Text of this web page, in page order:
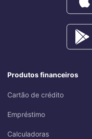
Produtos financeiros
Cartão de crédito
Empréstimo
Calculadoras